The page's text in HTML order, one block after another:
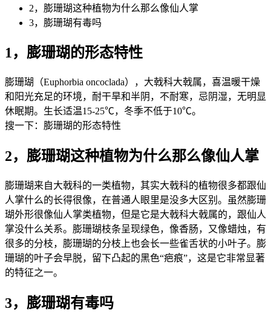
2，膨珊瑚这种植物为什么那么像仙人掌
3，膨珊瑚有毒吗
1，膨珊瑚的形态特性
膨珊瑚（Euphorbia oncoclada），大戟科大戟属，喜温暖干燥
和阳光充足的环境，耐干旱和半阴，不耐寒，忌阴湿，无明显
休眠期。生长适温15-25℃，冬季不低于10℃。
搜一下：膨珊瑚的形态特性
2，膨珊瑚这种植物为什么那么像仙人掌
膨珊瑚来自大戟科的一类植物，其实大戟科的植物很多都跟仙
人掌什么的长得很像，在普通人眼里是没多大区别。虽然膨珊
瑚外形很像仙人掌类植物，但是它是大戟科大戟属的，跟仙人
掌没什么关系。膨珊瑚枝条呈现绿色，像香肠，又像蜡烛，有
很多的分枝，膨珊瑚的分枝上也会长一些雀舌状的小叶子。膨
珊瑚的叶子会早脱，留下凸起的黑色“疤痕”，这是它非常显著
的特征之一。
3，膨珊瑚有毒吗